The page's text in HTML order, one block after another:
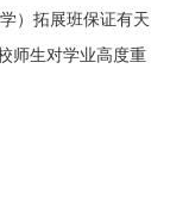
）拓展班保证有天
师生对学业高度重